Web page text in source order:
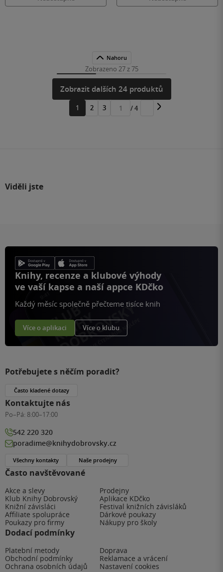
Nahoru
Zobrazeno 27 z 75
Zobrazit dalších 24 produktů
1 2 3
Přejít
/ 4
Viděli jste
Knihy, recenze a klubové výhody
ve vaší kapse a naší appce KDčko
Každý měsíc společně přečteme tisíce knih
Více o aplikaci Více o klubu
Často navštěvované
Akce a slevy
Prodejny
Klub Knihy Dobrovský
Aplikace KDčko
Knižní závisláci
Festival knižních závisláků
Affiliate spolupráce
Dárkové poukazy
Poukazy pro firmy
Nákupy pro školy
Dodací podmínky
Platební metody
Doprava
Obchodní podmínky
Reklamace a vrácení
Ochrana osobních údajů
Nastavení cookies
Potřebujete s něčím poradit?
Často kladené dotazy
Kontaktujte nás
Po–Pá: 8:00–17:00
542 220 320
poradime@knihydobrovsky.cz
Všechny kontakty Naše prodejny